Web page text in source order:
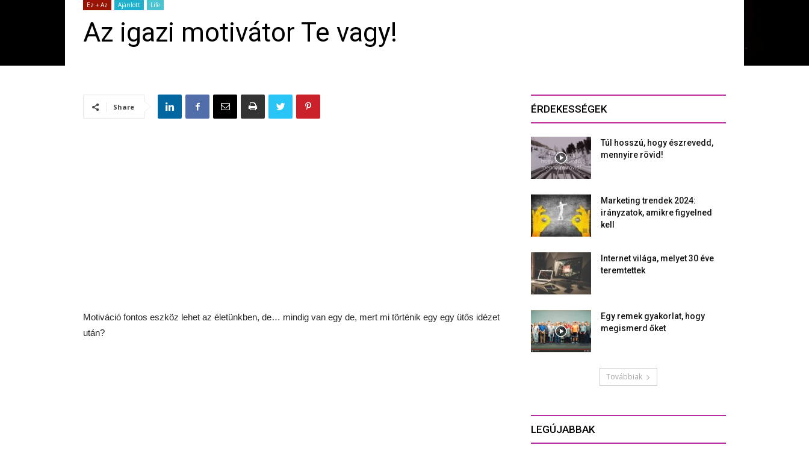
Ez + Az Ajánlott Life
Az igazi motivátor Te vagy!
Share
Motiváció fontos eszköz lehet az életünkben, de… mindig van egy de, mert mi történik egy egy ütős idézet
után?
ÉRDEKESSÉGEK
Túl hosszú, hogy észrevedd,
mennyire rövid!
Marketing trendek 2024:
irányzatok, amikre figyelned
kell
Internet világa, melyet 30 éve
teremtettek
Egy remek gyakorlat, hogy
megismerd őket
Továbbiak
LEGÚJABBAK